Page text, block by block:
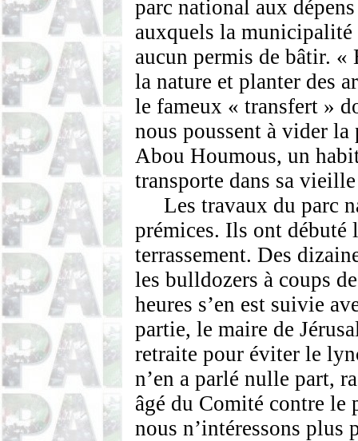
parc national aux
auxquels la municipalité
aucun permis de bâtir.
la nature et planter des
le fameux « transfert »
nous poussent à vider la
Abou Houmous, un
transporte dans sa
Les travaux du parc
prémices. Ils ont débuté
terrassement. Des
les bulldozers à coups
heures s’en est suivie
partie, le maire de
retraite pour éviter le
n’en a parlé nulle part,
âgé du Comité contre le
nous n’intéressons plus